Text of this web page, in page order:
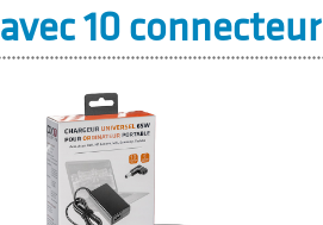
avec 10